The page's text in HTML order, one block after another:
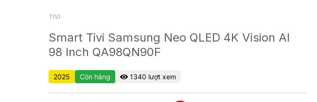
TIVI
Smart Tivi Samsung Neo QLED 4K Vision AI
98 Inch QA98QN90F
2025 Còn hàng 1340 lượt xem